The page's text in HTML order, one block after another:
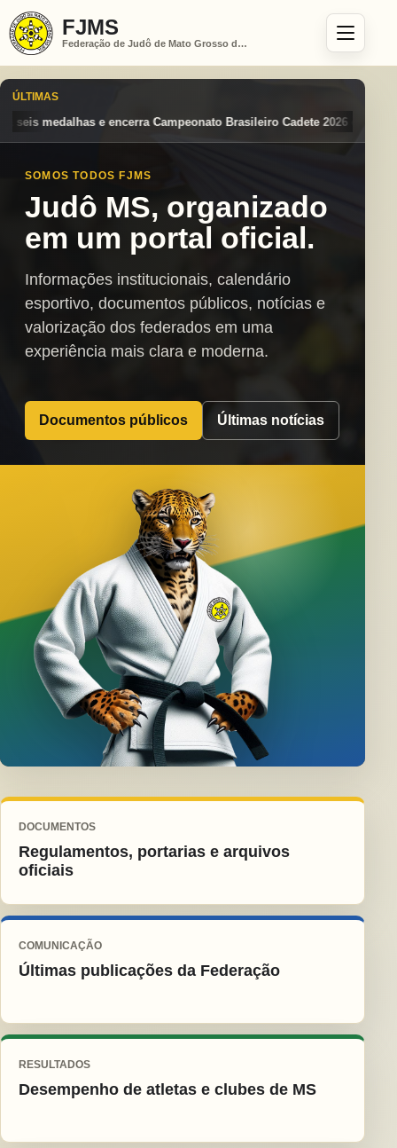
FJMS
Federação de Judô de Mato Grosso do Sul
ÚLTIMAS
Brasileiro Cadete 2026 entre os destaques nacionais
SOMOS TODOS FJMS
Judô MS, organizado
em um portal oficial.
Informações institucionais, calendário
esportivo, documentos públicos, notícias e
valorização dos federados em uma
experiência mais clara e moderna.
Documentos públicos Últimas notícias
DOCUMENTOS
Regulamentos, portarias e arquivos
oficiais
COMUNICAÇÃO
Últimas publicações da Federação
RESULTADOS
Desempenho de atletas e clubes de MS